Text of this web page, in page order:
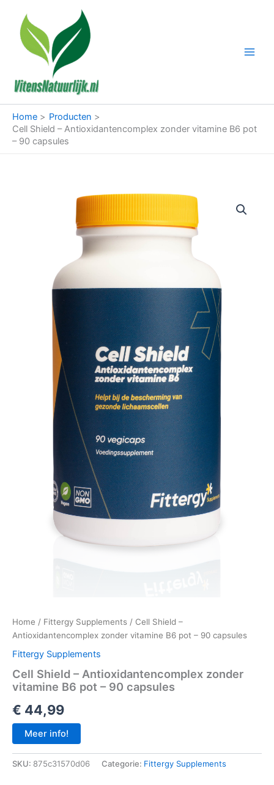
inhoud
Home
Producten
Cell Shield – Antioxidantencomplex zonder vitamine B6 pot
– 90 capsules
Home / Fittergy Supplements / Cell Shield –
Antioxidantencomplex zonder vitamine B6 pot – 90 capsules
Fittergy Supplements
Cell Shield – Antioxidantencomplex zonder
vitamine B6 pot – 90 capsules
€ 44,99
Meer info!
SKU: 875c31570d06 Categorie: Fittergy Supplements